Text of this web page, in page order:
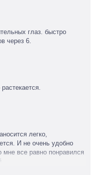
глаз. быстро
через 6.
легко,
И не очень удобно
мне все равно понравился